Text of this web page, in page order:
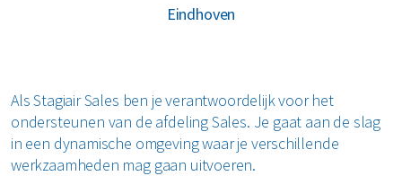
Eindhoven
Als Stagiair Sales ben je verantwoordelijk voor het
ondersteunen van de afdeling Sales. Je gaat aan de slag
in een dynamische omgeving waar je verschillende
werkzaamheden mag gaan uitvoeren.